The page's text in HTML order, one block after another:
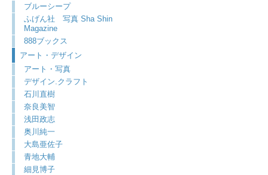
ブルーシープ
ふげん社 写真 Sha Shin
Magazine
888ブックス
アート・デザイン
アート・写真
デザイン.クラフト
石川直樹
奈良美智
浅田政志
奥川純一
大島亜佐子
青地大輔
細見博子